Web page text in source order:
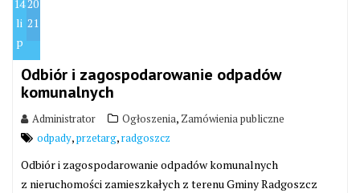
14
li
p
20
21
Odbiór i zagospodarowanie odpadów
komunalnych
Administrator Ogłoszenia, Zamówienia publiczne
odpady,przetarg,radgoszcz
Odbiór i zagospodarowanie odpadów komunalnych
z nieruchomości zamieszkałych z terenu Gminy Radgoszcz